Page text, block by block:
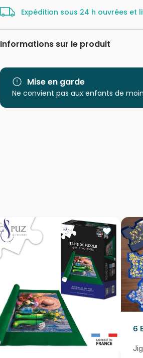
Expédition sous 24 h ouvrées et
Informations sur le produit
Catégorie
Age
Mise en garde
Ne convient pas aux enfants de
6